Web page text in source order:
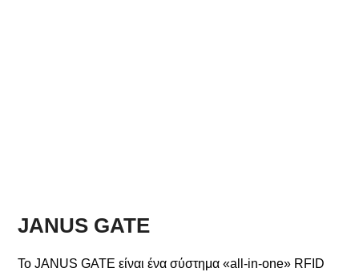
JANUS GATE
Το JANUS GATE είναι ένα σύστημα «all-in-one» RFID